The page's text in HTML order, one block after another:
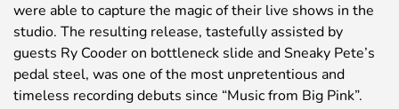
were able to capture the magic of their live shows in the
studio. The resulting release, tastefully assisted by
guests Ry Cooder on bottleneck slide and Sneaky Pete’s
pedal steel, was one of the most unpretentious and
timeless recording debuts since “Music from Big Pink”.